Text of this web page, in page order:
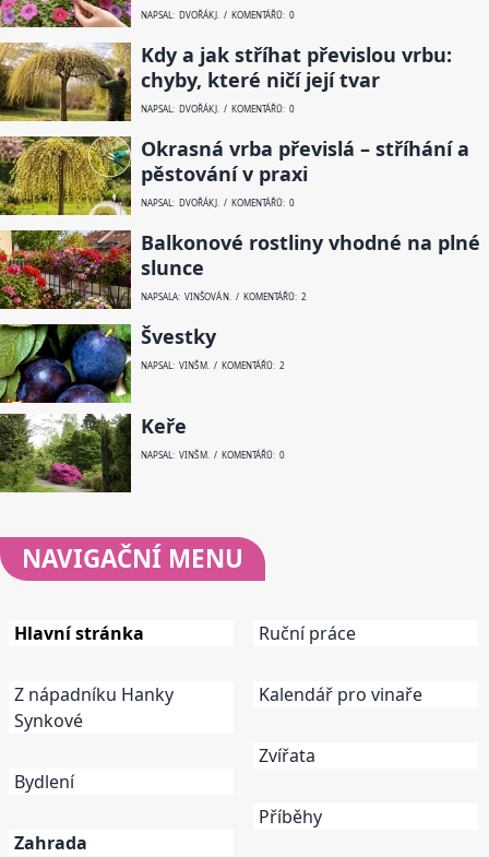
NAPSAL: DVOŘÁK J. / KOMENTÁŘŮ: 0
Kdy a jak stříhat převislou vrbu:
chyby, které ničí její tvar
NAPSAL: DVOŘÁK J. / KOMENTÁŘŮ: 0
Okrasná vrba převislá – stříhání a
pěstování v praxi
NAPSAL: DVOŘÁK J. / KOMENTÁŘŮ: 0
Balkonové rostliny vhodné na plné
slunce
NAPSALA: VINŠOVÁ N. / KOMENTÁŘŮ: 2
Švestky
NAPSAL: VINŠ M. / KOMENTÁŘŮ: 2
Keře
NAPSAL: VINŠ M. / KOMENTÁŘŮ: 0
NAVIGAČNÍ MENU
Hlavní stránka
Z nápadníku Hanky
Synkové
Bydlení
Zahrada
Ruční práce
Kalendář pro vinaře
Zvířata
Příběhy